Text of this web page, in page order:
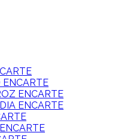
ENCARTE
ENCARTE
ENCARTE